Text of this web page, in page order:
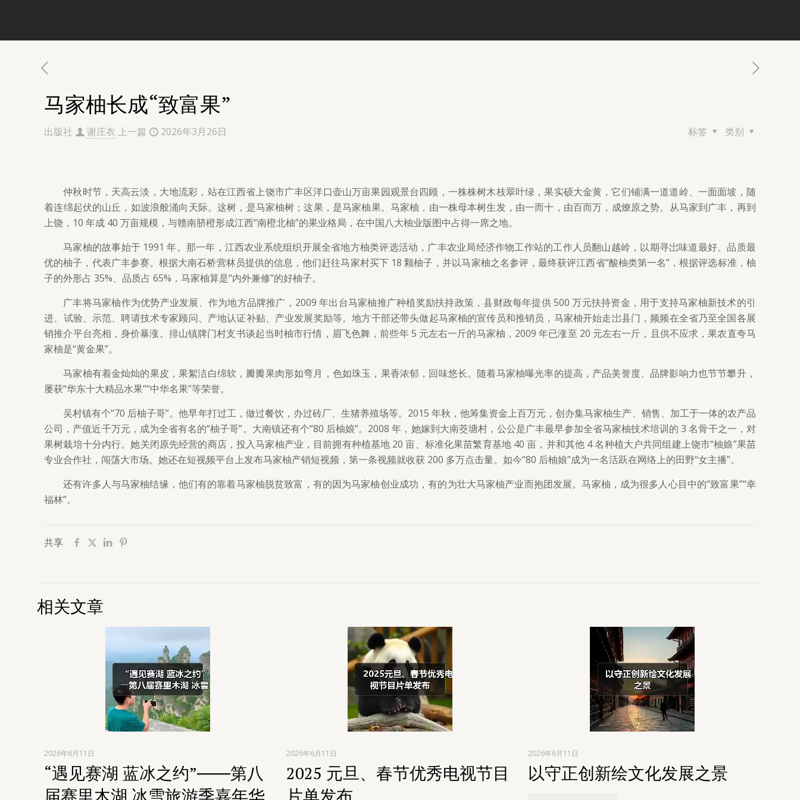
马家柚长成“致富果”
出版社 谢庄衣 上一篇 2026年3月26日 类别
标签
仲秋时节，天高云淡，大地流彩，站在江西省上饶市广丰区洋口壶山万亩果园观景台四顾，一株株树木枝翠叶绿，果实硕大金黄，它们铺满一道道岭、一面面坡，随
着连绵起伏的山丘，如波浪般涌向天际。这树，是马家柚树；这果，是马家柚果。马家柚，由一株母本树生发，由一而十，由百而万，成燎原之势。从马家到广丰，再到
上饶，10 年成 40 万亩规模，与赣南脐橙形成江西“南橙北柚”的果业格局，在中国八大柚业版图中占得一席之地。
马家柚的故事始于 1991 年。那一年，江西农业系统组织开展全省地方柚类评选活动，广丰农业局经济作物工作站的工作人员翻山越岭，以期寻岀味道最好、品质最
优的柚子，代表广丰参赛。根据大南石桥营林员提供的信息，他们赶往马家村买下 18 颗柚子，并以马家柚之名参评，最终获评江西省“酸柚类第一名”，根据评选标准，柚
子的外形占 35%、品质占 65%，马家柚算是“内外兼修”的好柚子。
广丰将马家柚作为优势产业发展、作为地方品牌推广，2009 年出台马家柚推广种植奖励扶持政策，县财政每年提供 500 万元扶持资金，用于支持马家柚新技术的引
进、试验、示范、聘请技术专家顾问、产地认证补贴、产业发展奖励等。地方干部还带头做起马家柚的宣传员和推销员，马家柚开始走岀县门，频频在全省乃至全国各展
销推介平台亮相，身价暴涨。排山镇牌门村支书谈起当时柚市行情，眉飞色舞，前些年 5 元左右一斤的马家柚，2009 年已涨至 20 元左右一斤，且供不应求，果农直夸马
家柚是“黄金果”。
马家柚有着金灿灿的果皮，果絮洁白绵软，瓣瓣果肉形如弯月，色如珠玉，果香浓郁，回味悠长。随着马家柚曝光率的提高，产品美誉度、品牌影响力也节节攀升，
屡获“华东十大精品水果”“中华名果”等荣誉。
吴村镇有个“70 后柚子哥”。他早年打过工，做过餐饮，办过砖厂、生猪养殖场等。2015 年秋，他筹集资金上百万元，创办集马家柚生产、销售、加工于一体的农产品
公司，产值近千万元，成为全省有名的“柚子哥”。大南镇还有个“80 后柚娘”。2008 年，她嫁到大南茭塘村，公公是广丰最早参加全省马家柚技术培训的 3 名骨干之一，对
果树栽培十分内行。她关闭原先经营的商店，投入马家柚产业，目前拥有种植基地 20 亩、标准化果苗繁育基地 40 亩，并和其他 4 名种植大户共同组建上饶市“柚娘”果苗
专业合作社，闯荡大市场。她还在短视频平台上发布马家柚产销短视频，第一条视频就收获 200 多万点击量。如今“80 后柚娘”成为一名活跃在网络上的田野“女主播”。
还有许多人与马家柚结缘，他们有的靠着马家柚脱贫致富，有的因为马家柚创业成功，有的为壮大马家柚产业而抱团发展。马家柚，成为很多人心目中的“致富果”“幸
福林”。
共享
相关文章
2026年6月11日
“遇见赛湖 蓝冰之约”――第八
届赛里木湖 冰雪旅游季嘉年华
2026年6月11日
2025 元旦、春节优秀电视节目
片单发布
2026年6月11日
以守正创新绘文化发展之景